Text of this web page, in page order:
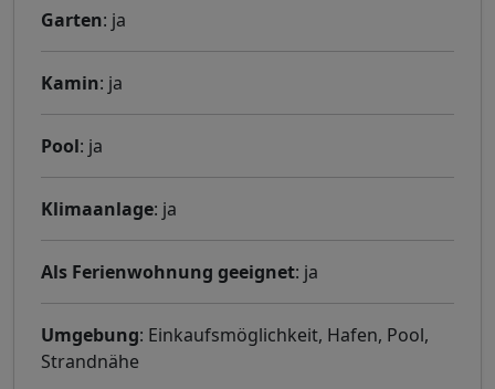
Garten: ja
Kamin: ja
Pool: ja
Klimaanlage: ja
Als Ferienwohnung geeignet: ja
Umgebung: Einkaufsmöglichkeit, Hafen, Pool,
Strandnähe